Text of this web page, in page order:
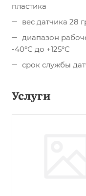
пластика
вес датчика 28
диапазон
-40°С до +125°С
срок службы
Услуги